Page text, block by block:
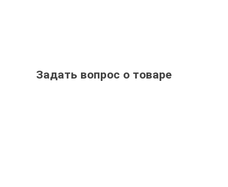
Задать вопрос о товаре